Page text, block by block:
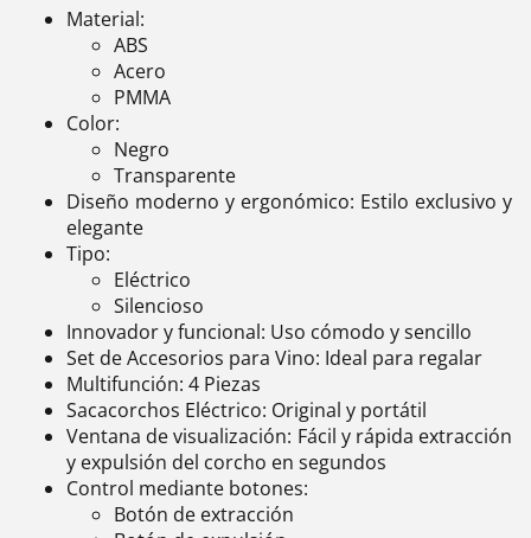
Material:
ABS
Acero
PMMA
Color:
Negro
Transparente
Diseño moderno y ergonómico: Estilo exclusivo y
elegante
Tipo:
Eléctrico
Silencioso
Innovador y funcional: Uso cómodo y sencillo
Set de Accesorios para Vino: Ideal para regalar
Multifunción: 4 Piezas
Sacacorchos Eléctrico: Original y portátil
Ventana de visualización: Fácil y rápida extracción
y expulsión del corcho en segundos
Control mediante botones:
Botón de extracción